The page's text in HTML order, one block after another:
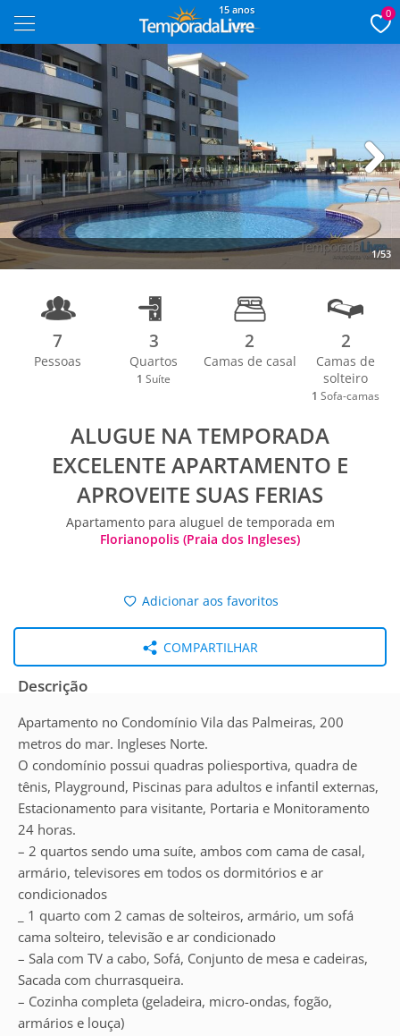
15 anos 0
1/53
Next
7
Pessoas
3
Quartos
1 Suíte
2
Camas de casal
2
Camas de
solteiro
1 Sofa-camas
ALUGUE NA TEMPORADA
EXCELENTE APARTAMENTO E
APROVEITE SUAS FERIAS
Apartamento para aluguel de temporada em
Florianopolis (Praia dos Ingleses)
Adicionar aos favoritos
COMPARTILHAR
Descrição
Apartamento no Condomínio Vila das Palmeiras, 200
metros do mar. Ingleses Norte.
O condomínio possui quadras poliesportiva, quadra de
tênis, Playground, Piscinas para adultos e infantil externas,
Estacionamento para visitante, Portaria e Monitoramento
24 horas.
– 2 quartos sendo uma suíte, ambos com cama de casal,
armário, televisores em todos os dormitórios e ar
condicionados
_ 1 quarto com 2 camas de solteiros, armário, um sofá
cama solteiro, televisão e ar condicionado
– Sala com TV a cabo, Sofá, Conjunto de mesa e cadeiras,
Sacada com churrasqueira.
– Cozinha completa (geladeira, micro-ondas, fogão,
armários e louça)